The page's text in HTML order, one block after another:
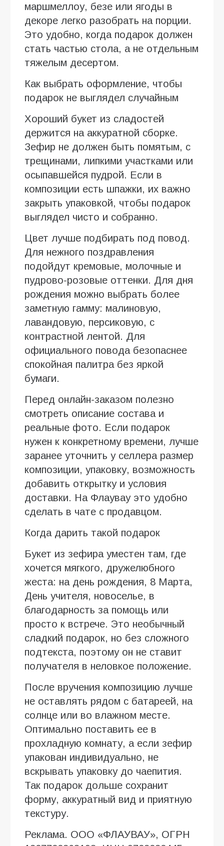
маршмеллоу, безе или ягоды в
декоре легко разобрать на порции.
Это удобно, когда подарок должен
стать частью стола, а не отдельным
тяжелым десертом.
Как выбрать оформление, чтобы
подарок не выглядел случайным
Хороший букет из сладостей
держится на аккуратной сборке.
Зефир не должен быть помятым, с
трещинами, липкими участками или
осыпавшейся пудрой. Если в
композиции есть шпажки, их важно
закрыть упаковкой, чтобы подарок
выглядел чисто и собранно.
Цвет лучше подбирать под повод.
Для нежного поздравления
подойдут кремовые, молочные и
пудрово-розовые оттенки. Для дня
рождения можно выбрать более
заметную гамму: малиновую,
лавандовую, персиковую, с
контрастной лентой. Для
официального повода безопаснее
спокойная палитра без яркой
бумаги.
Перед онлайн-заказом полезно
смотреть описание состава и
реальные фото. Если подарок
нужен к конкретному времени, лучше
заранее уточнить у селлера размер
композиции, упаковку, возможность
добавить открытку и условия
доставки. На Флаувау это удобно
сделать в чате с продавцом.
Когда дарить такой подарок
Букет из зефира уместен там, где
хочется мягкого, дружелюбного
жеста: на день рождения, 8 Марта,
День учителя, новоселье, в
благодарность за помощь или
просто к встрече. Это необычный
сладкий подарок, но без сложного
подтекста, поэтому он не ставит
получателя в неловкое положение.
После вручения композицию лучше
не оставлять рядом с батареей, на
солнце или во влажном месте.
Оптимально поставить ее в
прохладную комнату, а если зефир
упакован индивидуально, не
вскрывать упаковку до чаепития.
Так подарок дольше сохранит
форму, аккуратный вид и приятную
текстуру.
Реклама. ООО «ФЛАУВАУ», ОГРН